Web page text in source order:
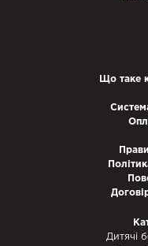
Що таке
Дитячі